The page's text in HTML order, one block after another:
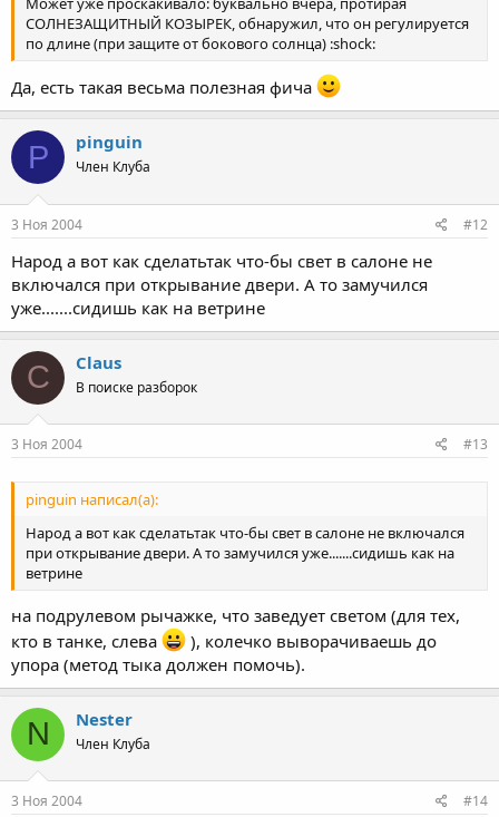
СОЛНЕЗАЩИТНЫЙ КОЗЫРЕК, обнаружил, что он регулируется
по длине (при защите от бокового солнца) :shock:
Да, есть такая весьма полезная фича
P pinguin
Член Клуба
3 Ноя 2004 #12
Народ а вот как сделатьтак что-бы свет в салоне не
включался при открывание двери. А то замучился
уже.......сидишь как на ветрине
C Claus
В поиске разборок
3 Ноя 2004 #13
pinguin написал(а):
Народ а вот как сделатьтак что-бы свет в салоне не включался
при открывание двери. А то замучился уже.......сидишь как на
ветрине
на подрулевом рычажке, что заведует светом (для тех,
кто в танке, слева
), колечко выворачиваешь до
упора (метод тыка должен помочь).
N Nester
Член Клуба
3 Ноя 2004 #14